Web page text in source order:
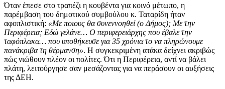
Όταν έπεσε στο τραπέζι η κουβέντα για κοινό μέτωπο, η
παρέμβαση του δημοτικού συμβούλου κ. Ταταρίδη ήταν
αφοπλιστική: «Με ποιους θα συνεννοηθεί (ο Δήμος); Με την
Περιφέρεια; Εδώ γελάνε… Ο περιφερειάρχης που έβαλε την
ταφόπλακα… που υποθήκευσε για 35 χρόνια το να πληρώνουμε
πανάκριβα τη θέρμανση». Η συγκεκριμένη ατάκα δείχνει ακριβώς
πώς νιώθουν πλέον οι πολίτες. Ότι η Περιφέρεια, αντί να βάλει
πλάτη, λειτούργησε σαν μεσάζοντας για να περάσουν οι αυξήσεις
της ΔΕΗ.